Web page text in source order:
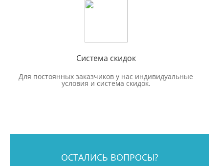
Система скидок
Для постоянных заказчиков у нас индивидуальные
условия и система скидок.
ОСТАЛИСЬ ВОПРОСЫ?